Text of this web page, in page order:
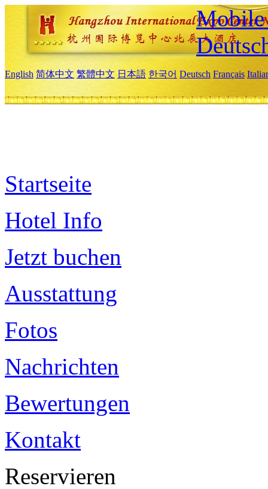
Mobile
English 简体中文 繁體中文 日本語 한국어 Deutsch Français
Startseite
Hotel Info
Jetzt buchen
Ausstattung
Fotos
Nachrichten
Bewertungen
Kontakt
Reservieren